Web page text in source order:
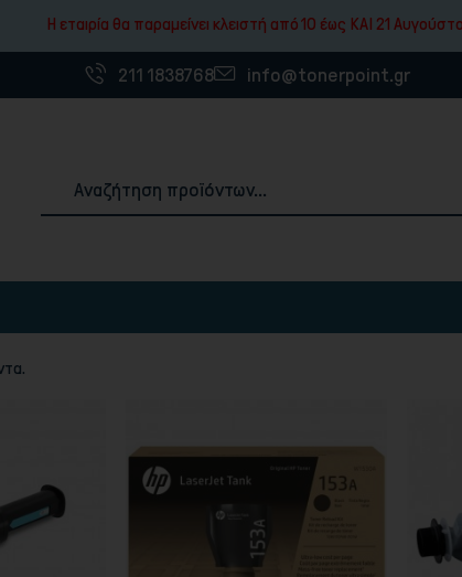
θα παραμείνει κλειστή από 10 έως ΚΑΙ 21 Αυγούστου. To
211 1838768 info@tonerpoint.gr
Χαρτοταινίες
Τόνερ